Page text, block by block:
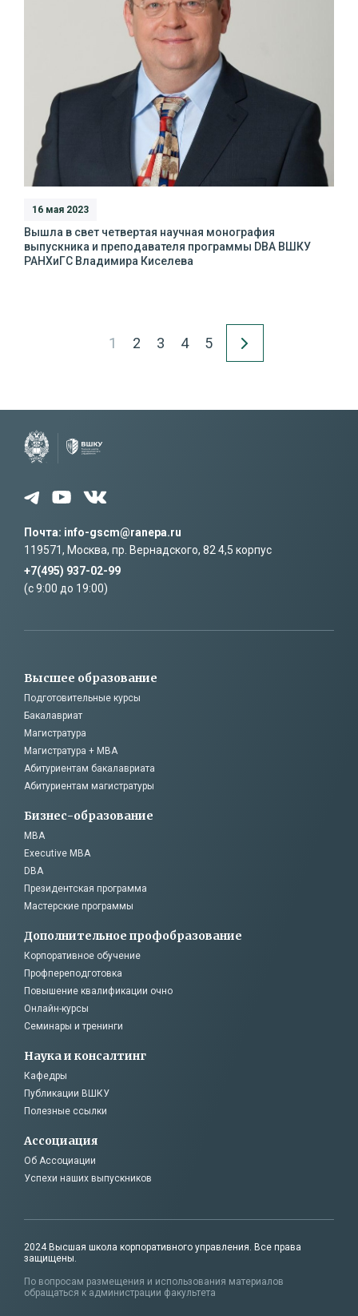
16 мая 2023
Вышла в свет четвертая научная монография
выпускника и преподавателя программы DBA ВШКУ
РАНХиГС Владимира Киселева
1 2 3 4 5
Почта: info-gscm@ranepa.ru
119571, Москва, пр. Вернадского, 82 4,5 корпус
+7(495) 937-02-99
(c 9:00 до 19:00)
Высшее образование
Подготовительные курсы
Бакалавриат
Магистратура
Магистратура + MBA
Абитуриентам бакалавриата
Абитуриентам магистратуры
Бизнес-образование
MBA
Executive MBA
DBA
Президентская программа
Мастерские программы
Дополнительное профобразование
Корпоративное обучение
Профпереподготовка
Повышение квалификации очно
Онлайн-курсы
Семинары и тренинги
Наука и консалтинг
Кафедры
Публикации ВШКУ
Полезные ссылки
Ассоциация
Об Ассоциации
Успехи наших выпускников
2024 Высшая школа корпоративного управления. Все права
защищены.
По вопросам размещения и использования материалов
обращаться к администрации факультета